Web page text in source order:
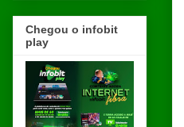
Chegou o infobit
play